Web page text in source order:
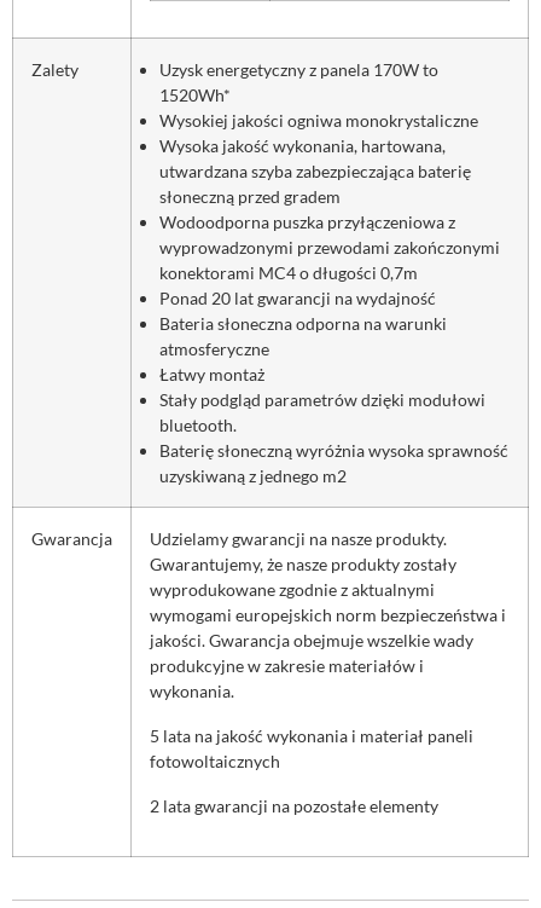
Zalety
Uzysk energetyczny z panela 170W to
1520Wh*
Wysokiej jakości ogniwa monokrystaliczne
Wysoka jakość wykonania, hartowana,
utwardzana szyba zabezpieczająca baterię
słoneczną przed gradem
Wodoodporna puszka przyłączeniowa z
wyprowadzonymi przewodami zakończonymi
konektorami MC4 o długości 0,7m
Ponad 20 lat gwarancji na wydajność
Bateria słoneczna odporna na warunki
atmosferyczne
Łatwy montaż
Stały podgląd parametrów dzięki modułowi
bluetooth.
Baterię słoneczną wyróżnia wysoka sprawność
uzyskiwaną z jednego m2
Gwarancja
Udzielamy gwarancji na nasze produkty.
Gwarantujemy, że nasze produkty zostały
wyprodukowane zgodnie z aktualnymi
wymogami europejskich norm bezpieczeństwa i
jakości. Gwarancja obejmuje wszelkie wady
produkcyjne w zakresie materiałów i
wykonania.
5 lata na jakość wykonania i materiał paneli
fotowoltaicznych
2 lata gwarancji na pozostałe elementy